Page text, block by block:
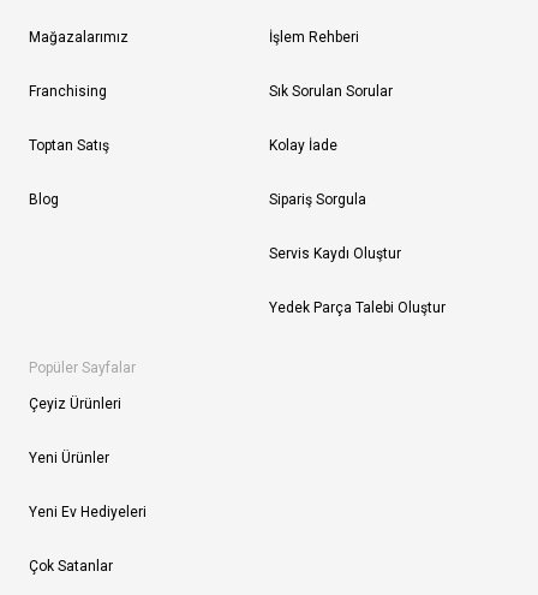
Mağazalarımız
Franchising
Toptan Satış
Blog
İşlem Rehberi
Sık Sorulan Sorular
Kolay İade
Sipariş Sorgula
Servis Kaydı Oluştur
Yedek Parça Talebi Oluştur
Popüler Sayfalar
Çeyiz Ürünleri
Yeni Ürünler
Yeni Ev Hediyeleri
Çok Satanlar